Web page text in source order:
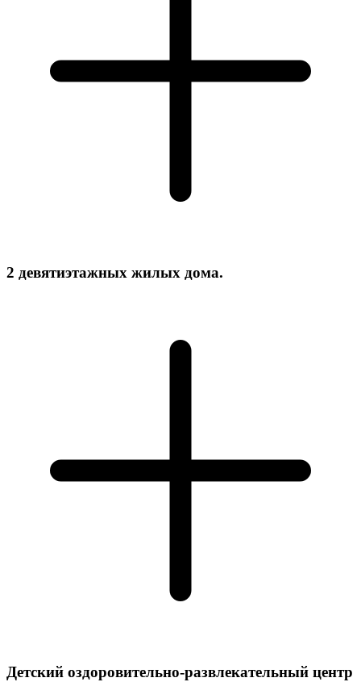
2 девятиэтажных жилых дома.
Детский оздоровительно-развлекательный центр